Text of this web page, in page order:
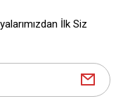
İlk Siz